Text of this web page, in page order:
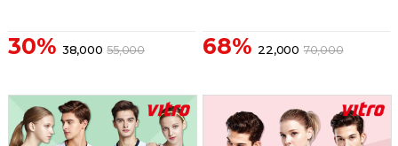
30% 38,000 55,000 68% 22,000 70,000